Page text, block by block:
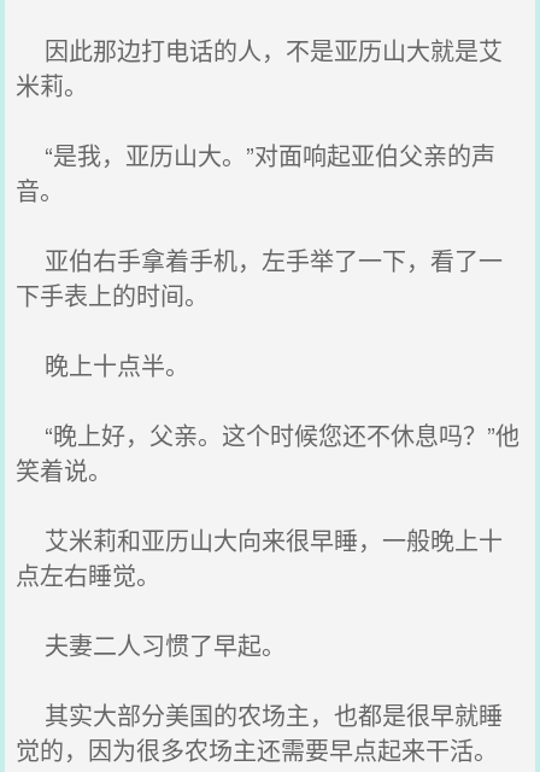
因此那边打电话的人，不是亚历山大就是艾
米莉。
“是我，亚历山大。”对面响起亚伯父亲的声
音。
亚伯右手拿着手机，左手举了一下，看了一
下手表上的时间。
晚上十点半。
“晚上好，父亲。这个时候您还不休息吗？”他
笑着说。
艾米莉和亚历山大向来很早睡，一般晚上十
点左右睡觉。
夫妻二人习惯了早起。
其实大部分美国的农场主，也都是很早就睡
觉的，因为很多农场主还需要早点起来干活。